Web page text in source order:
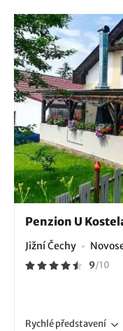
Penzion U
Jižní Čechy
9/10
Rychlépředstavení